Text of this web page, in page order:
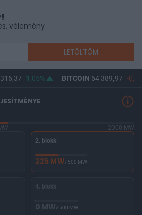
vélemény
LETÖLTÖM
1,05% BITCOIN64 389,97 -
2000 MW
2. blokk
225 MW/ 500 MW
4. blokk
0 MW/ 500 MW